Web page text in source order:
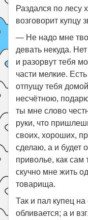
Раздался по лесу
возговорит купцу
— Не надо мне
девать некуда.
и разорвут тебя
части мелкие.
отпущу тебя
несчётною,
ты мне слово
руки, что
своих, хороших,
сделаю, а и будет
приволье, как
скучно мне жить
товарища.
Так и пал купец
обливается; а и